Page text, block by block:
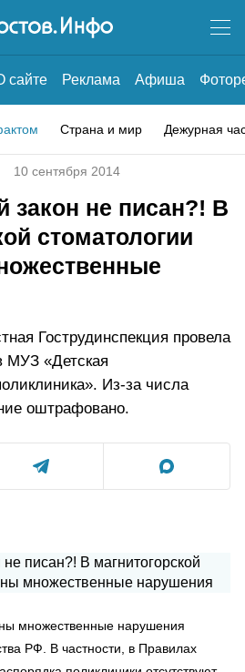
сайте Реклама Афиша
Страна и мир Дежурная
10 сентября 2014
закон не писан?! В
стоматологии
Гострудинспекция провела
МУЗ «Детская
Из-за числа
оштрафовано.
множественные нарушения
РФ. В частности, в Правилах